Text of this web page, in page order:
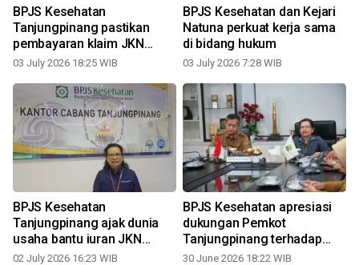
BPJS Kesehatan
Tanjungpinang pastikan
pembayaran klaim JKN
berjalan lancar
03 July 2026 18:25 WIB
BPJS Kesehatan dan Kejari
Natuna perkuat kerja sama
di bidang hukum
03 July 2026 7:28 WIB
BPJS Kesehatan
Tanjungpinang ajak dunia
usaha bantu iuran JKN
melalui program CSR
02 July 2026 16:23 WIB
BPJS Kesehatan apresiasi
dukungan Pemkot
Tanjungpinang terhadap
program JKN
30 June 2026 18:22 WIB